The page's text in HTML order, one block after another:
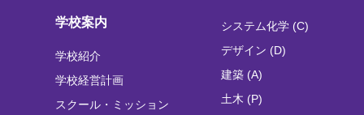
学校案内
学校紹介
学校経営計画
スクール・ミッション
システム化学 (C)
デザイン (D)
建築 (A)
土木 (P)